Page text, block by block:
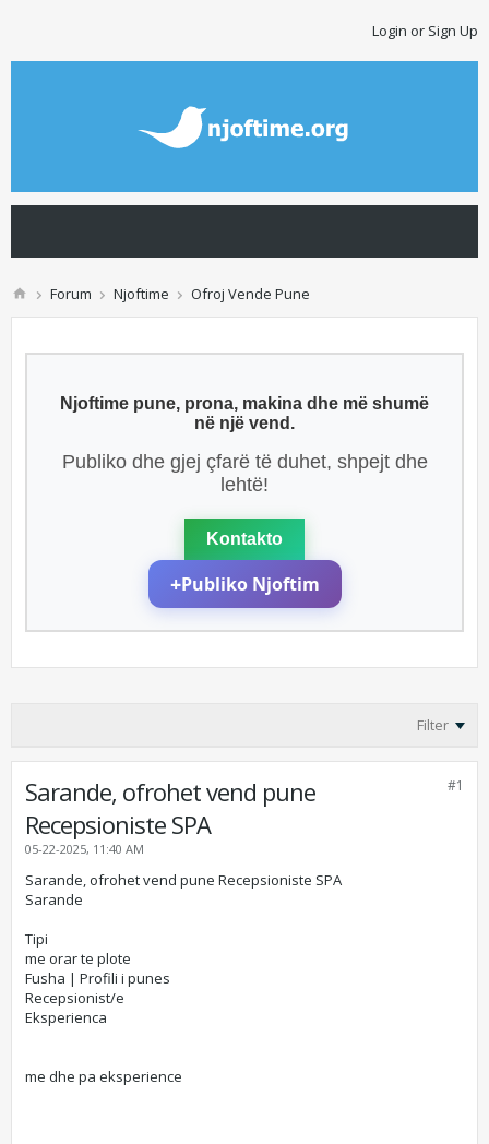
Login or Sign Up
Forum Njoftime Ofroj Vende Pune
Njoftime pune, prona, makina dhe më shumë
në një vend.
Publiko dhe gjej çfarë të duhet, shpejt dhe
lehtë!
Kontakto
+Publiko Njoftim
Filter
#1
Sarande, ofrohet vend pune
Recepsioniste SPA
05-22-2025, 11:40 AM
Sarande, ofrohet vend pune Recepsioniste SPA
Sarande
Tipi
me orar te plote
Fusha | Profili i punes
Recepsionist/e
Eksperienca
me dhe pa eksperience